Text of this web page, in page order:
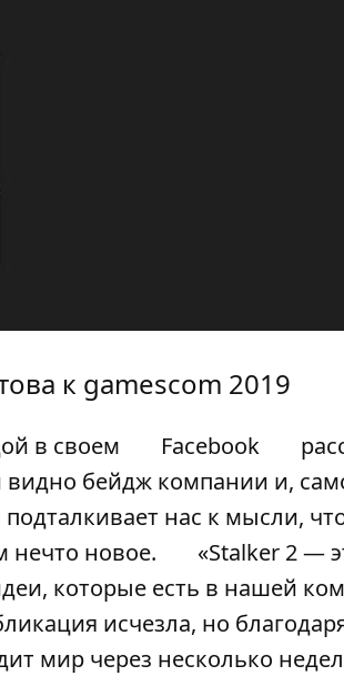
к gamescom 2019
в своем Facebook
бейдж компании и,
нас к мысли,
новое.
«Stalker 2 —
которые есть в нашей
исчезла, но
мир через несколько